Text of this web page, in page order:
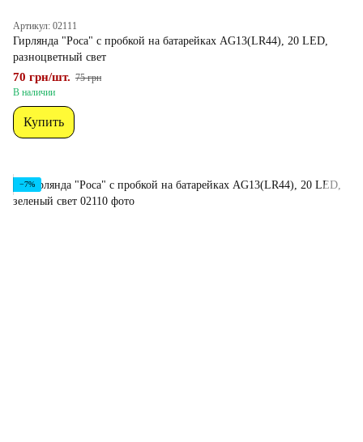
Артикул: 02111
Гирлянда "Роса" с пробкой на батарейках AG13(LR44), 20 LED,
разноцветный свет
70 грн/шт. 75 грн
В наличии
Купить
−7%